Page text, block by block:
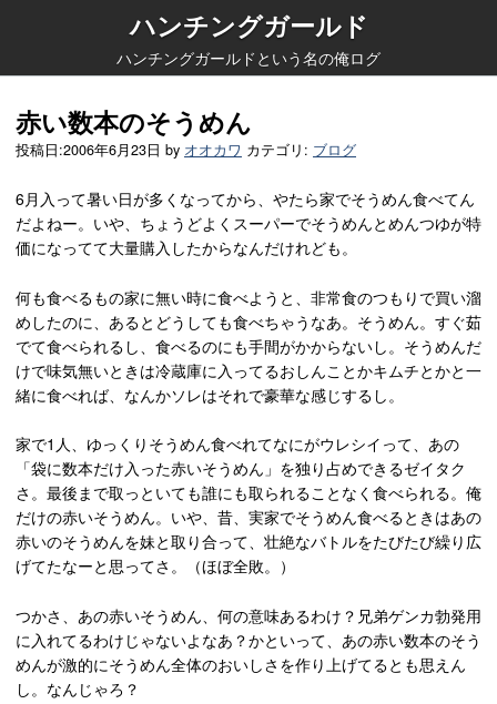
ハンチングガールド
ハンチングガールドという名の俺ログ
赤い数本のそうめん
投稿日:2006年6月23日 by オオカワ カテゴリ: ブログ
6月入って暑い日が多くなってから、やたら家でそうめん食べてん
だよねー。いや、ちょうどよくスーパーでそうめんとめんつゆが特
価になってて大量購入したからなんだけれども。
何も食べるもの家に無い時に食べようと、非常食のつもりで買い溜
めしたのに、あるとどうしても食べちゃうなあ。そうめん。すぐ茹
でて食べられるし、食べるのにも手間がかからないし。そうめんだ
けで味気無いときは冷蔵庫に入ってるおしんことかキムチとかと一
緒に食べれば、なんかソレはそれで豪華な感じするし。
家で1人、ゆっくりそうめん食べれてなにがウレシイって、あの
「袋に数本だけ入った赤いそうめん」を独り占めできるゼイタク
さ。最後まで取っといても誰にも取られることなく食べられる。俺
だけの赤いそうめん。いや、昔、実家でそうめん食べるときはあの
赤いのそうめんを妹と取り合って、壮絶なバトルをたびたび繰り広
げてたなーと思ってさ。（ほぼ全敗。）
つかさ、あの赤いそうめん、何の意味あるわけ？兄弟ゲンカ勃発用
に入れてるわけじゃないよなあ？かといって、あの赤い数本のそう
めんが激的にそうめん全体のおいしさを作り上げてるとも思えん
し。なんじゃろ？